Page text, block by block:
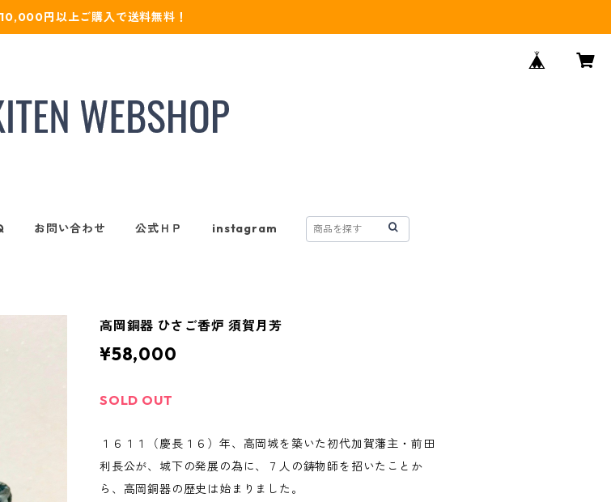
円以上ご購入で送料無料！
お問い合わせ 公式ＨＰ instagram
高岡銅器 ひさご香炉 須賀月芳
¥58,000
SOLD OUT
１６１１（慶長１６）年、高岡城を築いた初代加賀藩主・前田
利長公が、城下の発展の為に、７人の鋳物師を招いたことか
ら、高岡銅器の歴史は始まりました。